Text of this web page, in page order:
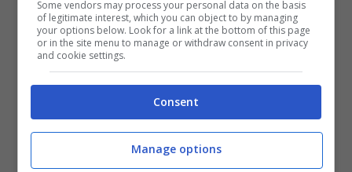
PlanetWin365
Planetwin365: 2050€ per sport e scommesse
Iscrivendoti a PlanetWin365 ricevi: 100% fino a 2000€
in Bonus Scommesse + 100% fino a 50€ in Bonus
Sport
Some vendors may process your personal data on the basis
of legitimate interest, which you can object to by managing
your options below. Look for a link at the bottom of this page
or in the site menu to manage or withdraw consent in privacy
and cookie settings.
Consent
Manage options